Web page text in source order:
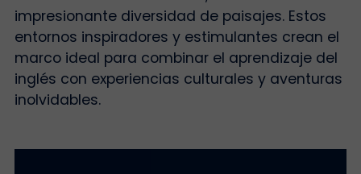
impresionante diversidad de paisajes. Estos
entornos inspiradores y estimulantes crean el
marco ideal para combinar el aprendizaje del
inglés con experiencias culturales y aventuras
inolvidables.